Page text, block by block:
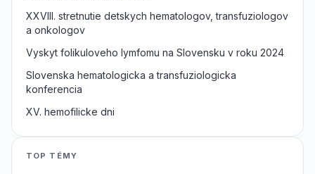
XXVIII. stretnutie detskych hematologov, transfuziologov
a onkologov
Vyskyt folikuloveho lymfomu na Slovensku v roku 2024
Slovenska hematologicka a transfuziologicka
konferencia
XV. hemofilicke dni
TOP TÉMY